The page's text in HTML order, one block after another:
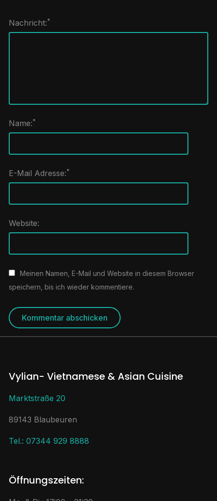
Nachricht:*
Name:*
E-Mail Adresse:*
Website:
Meinen Namen, E-Mail und Website in diesem Browser
speichern, bis ich wieder kommentiere.
Vylian- Vietnamese & Asian Cuisine
Marktstraße 20
89143 Blaubeuren
Tel.: 07344 929 8888
Öffnungszeiten: